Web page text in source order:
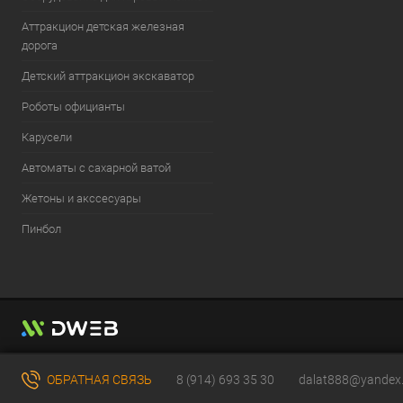
Аттракцион детская железная
дорога
Детский аттракцион экскаватор
Роботы официанты
Карусели
Автоматы с сахарной ватой
Жетоны и акссесуары
Пинбол
ОБРАТНАЯ СВЯЗЬ 8 (914) 693 35 30